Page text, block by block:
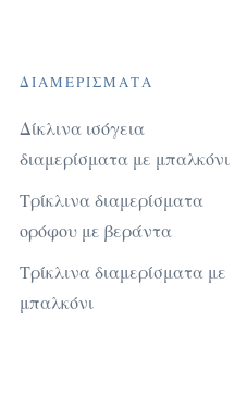
ΔΙΑΜΕΡΊΣΜΑΤΑ
Δίκλινα ισόγεια
διαμερίσματα με μπαλκόνι
Τρίκλινα διαμερίσματα
ορόφου με βεράντα
Τρίκλινα διαμερίσματα με
μπαλκόνι